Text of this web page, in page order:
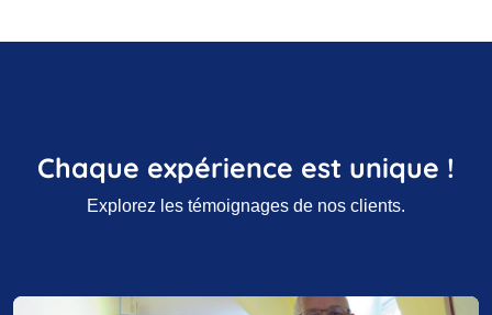
Chaque expérience est unique !
Explorez les témoignages de nos clients.